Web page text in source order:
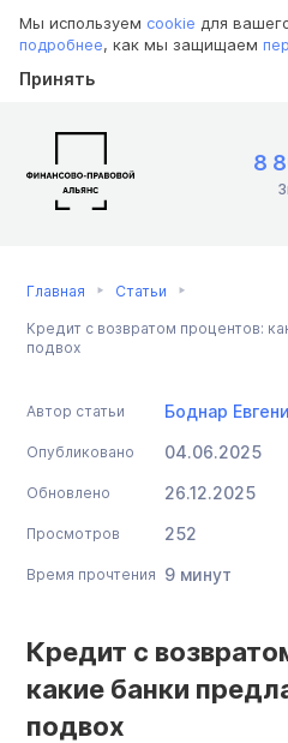
Мы используем cookie для
подробнее, как мы защищаем
Принять
8
Главная Статьи
Кредит с возвратом процентов:
подвох
Автор статьи Боднар
Опубликовано 04.06.2025
Обновлено 26.12.2025
Просмотров 252
Время прочтения 9 минут
Кредит с
какие банки
подвох